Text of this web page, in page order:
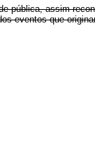
pública, assim
eventos que